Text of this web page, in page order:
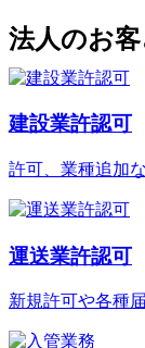
法人のお客
建設業許認可
許可、業種追加
運送業許認可
新規許可や各種